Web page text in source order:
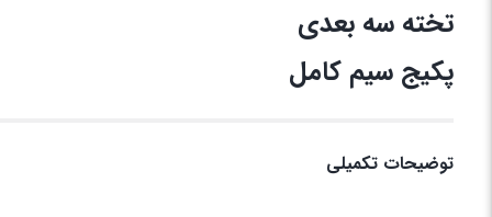
تخته سه بعدی
پکیج سیم کامل
توضیحات تکمیلی